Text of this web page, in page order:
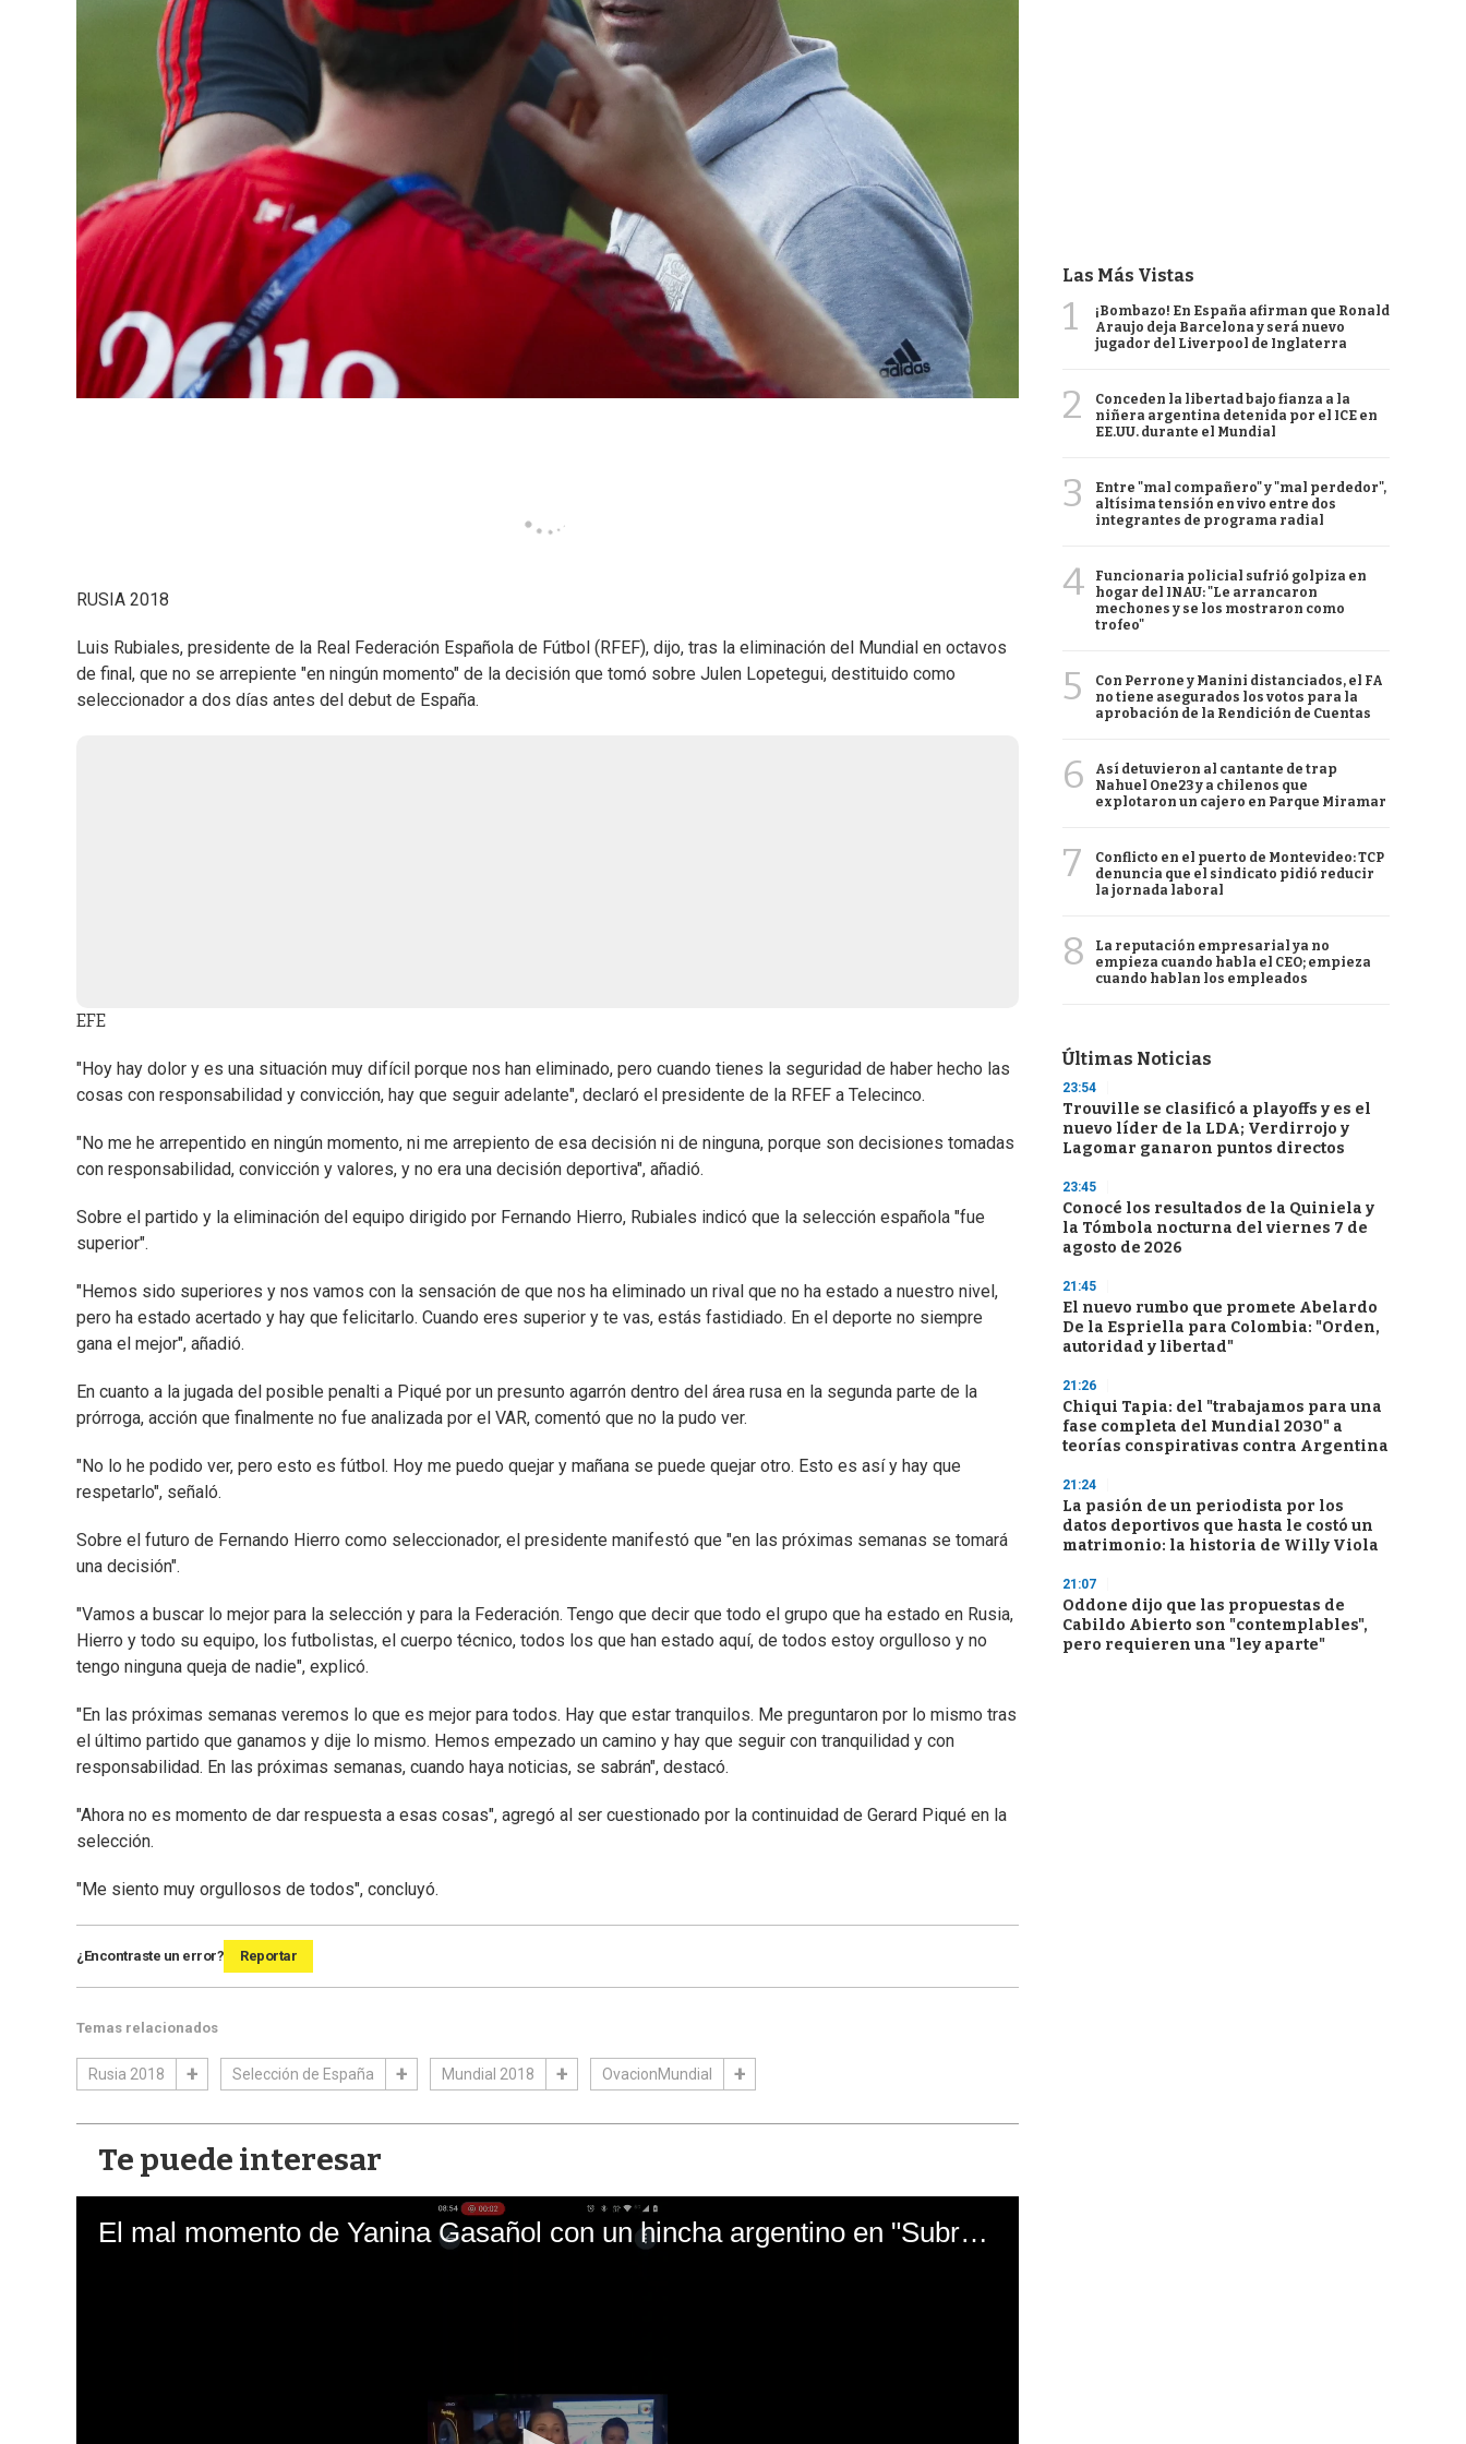
RUSIA 2018
Luis Rubiales, presidente de la Real Federación Española de Fútbol (RFEF), dijo, tras la eliminación del Mundial en octavos
de final, que no se arrepiente "en ningún momento" de la decisión que tomó sobre Julen Lopetegui, destituido como
seleccionador a dos días antes del debut de España.
EFE
"Hoy hay dolor y es una situación muy difícil porque nos han eliminado, pero cuando tienes la seguridad de haber hecho las
cosas con responsabilidad y convicción, hay que seguir adelante", declaró el presidente de la RFEF a Telecinco.
"No me he arrepentido en ningún momento, ni me arrepiento de esa decisión ni de ninguna, porque son decisiones tomadas
con responsabilidad, convicción y valores, y no era una decisión deportiva", añadió.
Sobre el partido y la eliminación del equipo dirigido por Fernando Hierro, Rubiales indicó que la selección española "fue
superior".
"Hemos sido superiores y nos vamos con la sensación de que nos ha eliminado un rival que no ha estado a nuestro nivel,
pero ha estado acertado y hay que felicitarlo. Cuando eres superior y te vas, estás fastidiado. En el deporte no siempre
gana el mejor", añadió.
En cuanto a la jugada del posible penalti a Piqué por un presunto agarrón dentro del área rusa en la segunda parte de la
prórroga, acción que finalmente no fue analizada por el VAR, comentó que no la pudo ver.
"No lo he podido ver, pero esto es fútbol. Hoy me puedo quejar y mañana se puede quejar otro. Esto es así y hay que
respetarlo", señaló.
Sobre el futuro de Fernando Hierro como seleccionador, el presidente manifestó que "en las próximas semanas se tomará
una decisión".
"Vamos a buscar lo mejor para la selección y para la Federación. Tengo que decir que todo el grupo que ha estado en Rusia,
Hierro y todo su equipo, los futbolistas, el cuerpo técnico, todos los que han estado aquí, de todos estoy orgulloso y no
tengo ninguna queja de nadie", explicó.
"En las próximas semanas veremos lo que es mejor para todos. Hay que estar tranquilos. Me preguntaron por lo mismo tras
el último partido que ganamos y dije lo mismo. Hemos empezado un camino y hay que seguir con tranquilidad y con
responsabilidad. En las próximas semanas, cuando haya noticias, se sabrán", destacó.
"Ahora no es momento de dar respuesta a esas cosas", agregó al ser cuestionado por la continuidad de Gerard Piqué en la
selección.
"Me siento muy orgullosos de todos", concluyó.
¿Encontraste un error? Reportar
Temas relacionados
Rusia 2018 Selección de España Mundial 2018 OvacionMundial
Te puede interesar
El mal momento de Yanina Gasañol con un hincha argentino en "Subrayado"
Las Más Vistas
1
¡Bombazo! En España afirman que Ronald
Araujo deja Barcelona y será nuevo
jugador del Liverpool de Inglaterra
2
Conceden la libertad bajo fianza a la
niñera argentina detenida por el ICE en
EE.UU. durante el Mundial
3
Entre "mal compañero" y "mal perdedor",
altísima tensión en vivo entre dos
integrantes de programa radial
4
Funcionaria policial sufrió golpiza en
hogar del INAU: "Le arrancaron
mechones y se los mostraron como
trofeo"
5
Con Perrone y Manini distanciados, el FA
no tiene asegurados los votos para la
aprobación de la Rendición de Cuentas
6
Así detuvieron al cantante de trap
Nahuel One23 y a chilenos que
explotaron un cajero en Parque Miramar
7
Conflicto en el puerto de Montevideo: TCP
denuncia que el sindicato pidió reducir
la jornada laboral
8
La reputación empresarial ya no
empieza cuando habla el CEO; empieza
cuando hablan los empleados
Últimas Noticias
23:54
Trouville se clasificó a playoffs y es el
nuevo líder de la LDA; Verdirrojo y
Lagomar ganaron puntos directos
23:45
Conocé los resultados de la Quiniela y
la Tómbola nocturna del viernes 7 de
agosto de 2026
21:45
El nuevo rumbo que promete Abelardo
De la Espriella para Colombia: "Orden,
autoridad y libertad"
21:26
Chiqui Tapia: del "trabajamos para una
fase completa del Mundial 2030" a
teorías conspirativas contra Argentina
21:24
La pasión de un periodista por los
datos deportivos que hasta le costó un
matrimonio: la historia de Willy Viola
21:07
Oddone dijo que las propuestas de
Cabildo Abierto son "contemplables",
pero requieren una "ley aparte"